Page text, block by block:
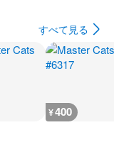
すべて見る
¥400